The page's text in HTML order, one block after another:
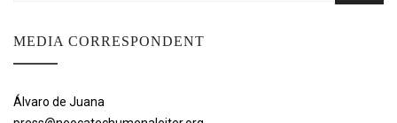
MEDIA CORRESPONDENT
Álvaro de Juana